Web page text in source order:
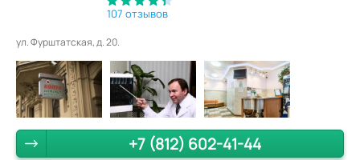
107 отзывов
ул. Фурштатская, д. 20.
+7 (812) 602-41-44